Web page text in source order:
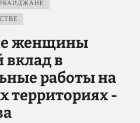
женщины
в
работы на
территориях -